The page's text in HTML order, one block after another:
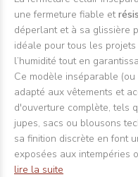
une fermeture fiable et
déperlant et à sa glissière
idéale pour tous les
l’humidité tout en
Ce modèle inséparable
adapté aux vêtements et
d'ouverture complète, tels
jupes, sacs ou blousons
sa finition discrète en font
exposées aux intempéries
lire la suite